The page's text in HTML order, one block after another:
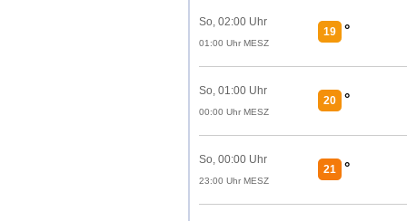
So, 02:00 Uhr
01:00 Uhr MESZ
19 °
So, 01:00 Uhr
00:00 Uhr MESZ
20 °
So, 00:00 Uhr
23:00 Uhr MESZ
21 °